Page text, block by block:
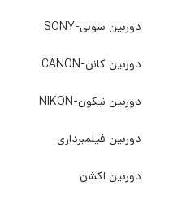
دوربین سونی-SONY
دوربین کانن-CANON
دوربین نیکون-NIKON
دوربین فیلمبرداری
دوربین اکشن